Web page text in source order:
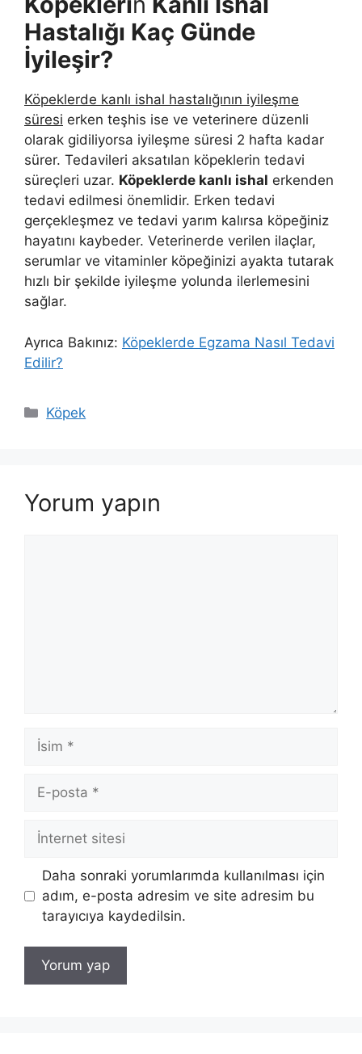
Hastalığı Kaç Günde
İyileşir?
Köpeklerde kanlı ishal hastalığının iyileşme
süresi erken teşhis ise ve veterinere düzenli
olarak gidiliyorsa iyileşme süresi 2 hafta kadar
sürer. Tedavileri aksatılan köpeklerin tedavi
süreçleri uzar. Köpeklerde kanlı ishal erkenden
tedavi edilmesi önemlidir. Erken tedavi
gerçekleşmez ve tedavi yarım kalırsa köpeğiniz
hayatını kaybeder. Veterinerde verilen ilaçlar,
serumlar ve vitaminler köpeğinizi ayakta tutarak
hızlı bir şekilde iyileşme yolunda ilerlemesini
sağlar.
Ayrıca Bakınız: Köpeklerde Egzama Nasıl Tedavi
Edilir?
Kategoriler
Köpek
Yorum yapın
İsim
posta
İnternet
sitesi
Daha sonraki yorumlarımda kullanılması için
adım, e-posta adresim ve site adresim bu
tarayıcıya kaydedilsin.